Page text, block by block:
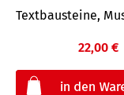
Textbausteine,
22,00 €